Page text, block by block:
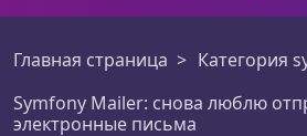
Главная страница
Категория
Symfony Mailer: снова люблю
электронные письма